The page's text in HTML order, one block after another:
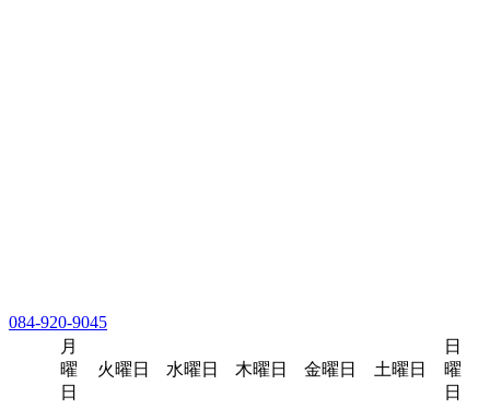
084-920-9045
月
曜
日
火曜日 水曜日 木曜日 金曜日 土曜日
日
曜
日